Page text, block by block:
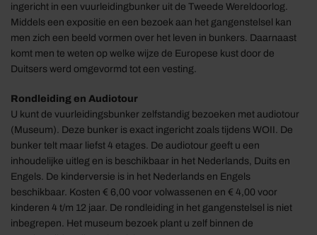
ingericht in een vuurleidingbunker uit de Tweede Wereldoorlog.
Middels een expositie en een bezoek aan het gangenstelsel kan
men zich een beeld vormen over het leven in bunkers. Daarnaast
komt men te weten op welke wijze de Europese kust door de
Duitsers werd omgevormd tot een vesting.
Rondleiding en Audiotour
U kunt de vuurleidingsbunker zelfstandig bezoeken met audiotour
(Museum). Deze bunker is exact ingericht zoals tijdens WOII. De
bunker telt maar liefst 4 etages. De audiotour geeft u een
inhoudelijke uitleg en is beschikbaar in het Nederlands, Duits en
Engels. De kinderversie is in het Nederlands en Engels
beschikbaar. Kosten € 6,00 voor volwassenen en € 4,00 voor
kinderen 4 t/m 12 jaar. De rondleiding in het gangenstelsel is niet
inbegrepen. Het museum bezoek plant u zelf binnen de